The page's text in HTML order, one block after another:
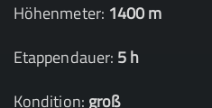
Höhenmeter: 1400 m
Etappendauer: 5 h
Kondition: groß